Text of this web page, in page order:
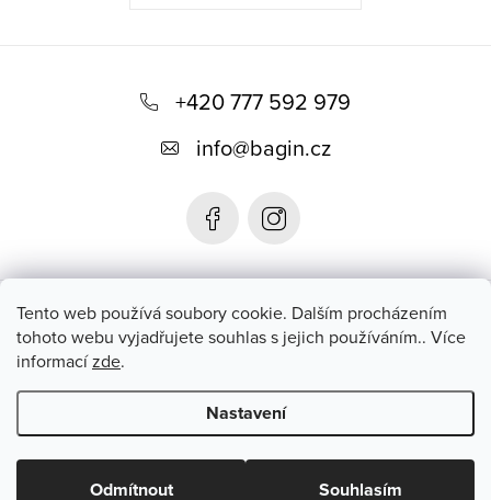
Tento web používá soubory cookie. Dalším procházením
tohoto webu vyjadřujete souhlas s jejich používáním.. Více
informacízde.
Nastavení
Odmítnout Souhlasím
+420 777 592 979
info@bagin.cz
Bagin.cz
Instagram
Copyright 2026Bagin.cz. Všechna práva vyhrazena.Upravit
nastavení cookies